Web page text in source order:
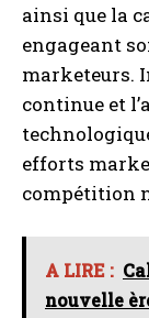
ainsi que la
engageant
marketeurs.
continue et
efforts
compétition
A LIRE :
nouvelle